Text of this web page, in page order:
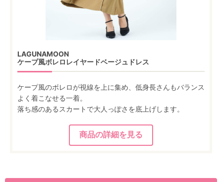
LAGUNAMOON
ケープ風ボレロレイヤードベージュドレス
ケープ風のボレロが視線を上に集め、低身長さんもバランス
よく着こなせる一着。
落ち感のあるスカートで大人っぽさを底上げします。